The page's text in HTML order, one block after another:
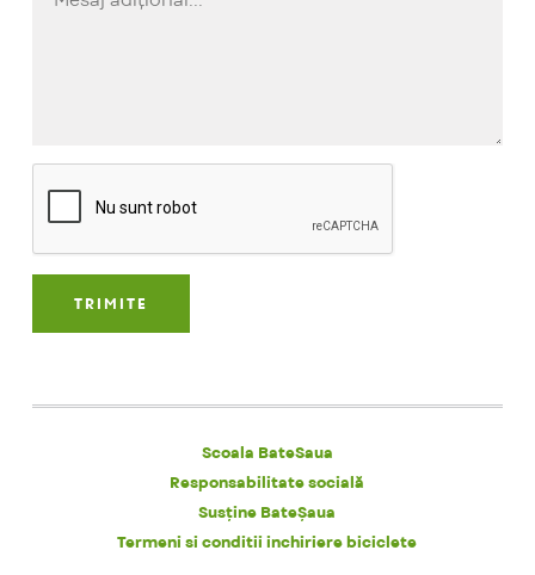
Scoala BateSaua
Responsabilitate socială
Susține BateȘaua
Termeni si conditii inchiriere biciclete